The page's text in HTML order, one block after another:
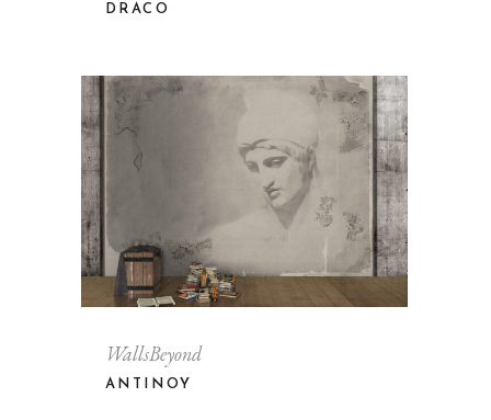
DRACO
WallsBeyond
ANTINOY